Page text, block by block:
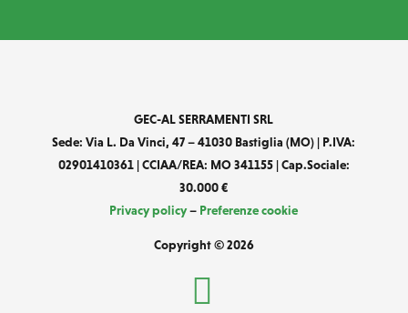
GEC-AL SERRAMENTI SRL
Sede: Via L. Da Vinci, 47 – 41030 Bastiglia (MO) | P.IVA:
02901410361 | CCIAA/REA: MO 341155 | Cap.Sociale:
30.000 €
Privacy policy– Preferenze cookie
Copyright © 2026
